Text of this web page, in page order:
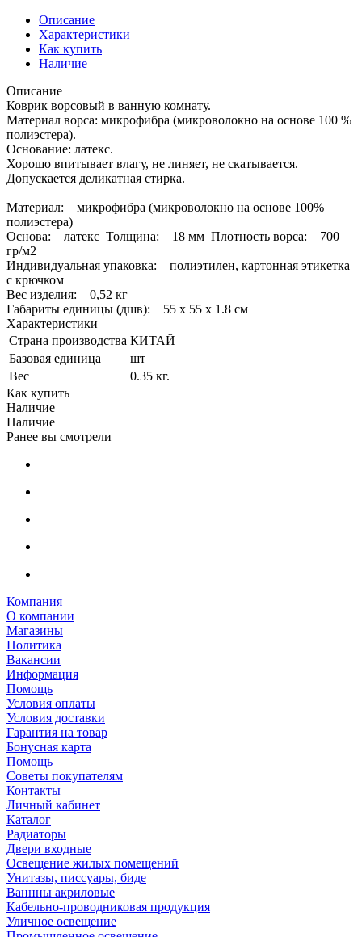
Описание
Характеристики
Как купить
Наличие
Описание
Коврик ворсовый в ванную комнату.
Материал ворса: микрофибра (микроволокно на основе 100 %
полиэстера).
Основание: латекс.
Хорошо впитывает влагу, не линяет, не скатывается.
Допускается деликатная стирка.
Материал: микрофибра (микроволокно на основе 100%
полиэстера)
Основа: латекс Толщина: 18 мм Плотность ворса: 700
гр/м2
Индивидуальная упаковка: полиэтилен, картонная этикетка
с крючком
Вес изделия: 0,52 кг
Габариты единицы (дшв): 55 х 55 х 1.8 см
Характеристики
Страна производства КИТАЙ
Базовая единица
шт
Вес
0.35 кг.
Как купить
Наличие
Наличие
Ранее вы смотрели
Компания
О компании
Магазины
Политика
Вакансии
Информация
Помощь
Условия оплаты
Условия доставки
Гарантия на товар
Бонусная карта
Помощь
Советы покупателям
Контакты
Личный кабинет
Каталог
Радиаторы
Двери входные
Освещение жилых помещений
Унитазы, писсуары, биде
Ваннны акриловые
Кабельно-проводниковая продукция
Уличное освещение